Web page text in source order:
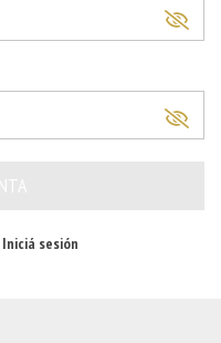
Iniciá sesión